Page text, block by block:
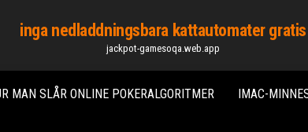
inga nedladdningsbara kattautomater gratis
jackpot-gamesoqa.web.app
MAN SLÅR ONLINE POKERALGORITMER IMAC-